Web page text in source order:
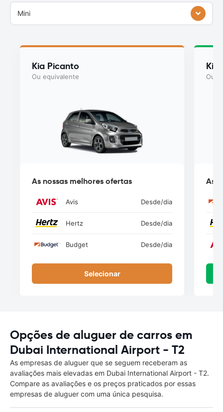
Mini
Kia Picanto
Ou equivalente
As nossas melhores ofertas
Avis Desde/dia
Hertz Desde/dia
Budget Desde/dia
Selecionar
Kia
Ou
As
Opções de aluguer de carros em
Dubai International Airport - T2
As empresas de aluguer que se seguem receberam as
avaliações mais elevadas em Dubai International Airport - T2.
Compare as avaliações e os preços praticados por essas
empresas de aluguer com uma única pesquisa.